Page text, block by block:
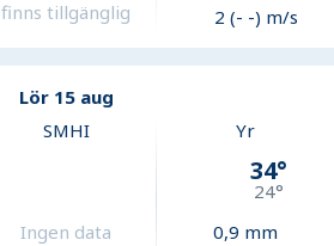
finns tillgänglig 2 (- -) m/s
Lör 15 aug
SMHI
Ingen data
Yr
34°
24°
0,9 mm